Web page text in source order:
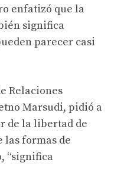
enfatizó que la
significa
parecer casi
Relaciones
Marsudi, pidió a
de la libertad de
las formas de
“significa